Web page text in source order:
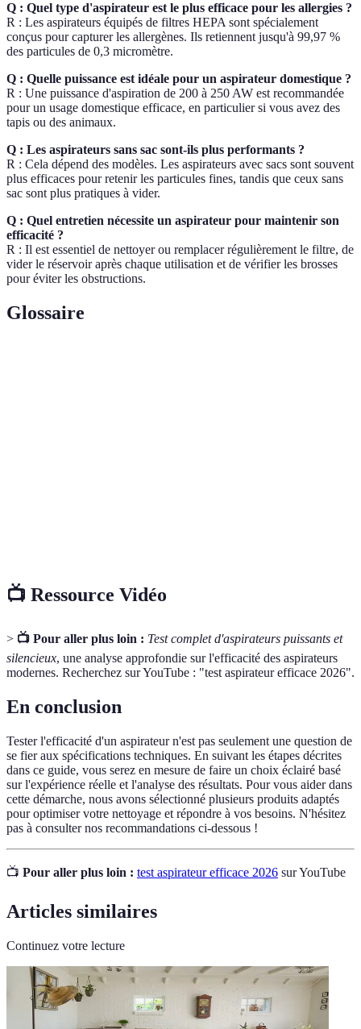
Q : Quel type d'aspirateur est le plus efficace pour les allergies ?
R : Les aspirateurs équipés de filtres HEPA sont spécialement
conçus pour capturer les allergènes. Ils retiennent jusqu'à 99,97 %
des particules de 0,3 micromètre.
Q : Quelle puissance est idéale pour un aspirateur domestique ?
R : Une puissance d'aspiration de 200 à 250 AW est recommandée
pour un usage domestique efficace, en particulier si vous avez des
tapis ou des animaux.
Q : Les aspirateurs sans sac sont-ils plus performants ?
R : Cela dépend des modèles. Les aspirateurs avec sacs sont souvent
plus efficaces pour retenir les particules fines, tandis que ceux sans
sac sont plus pratiques à vider.
Q : Quel entretien nécessite un aspirateur pour maintenir son
efficacité ?
R : Il est essentiel de nettoyer ou remplacer régulièrement le filtre, de
vider le réservoir après chaque utilisation et de vérifier les brosses
pour éviter les obstructions.
Glossaire
📺 Ressource Vidéo
> 📺 Pour aller plus loin : Test complet d'aspirateurs puissants et
silencieux, une analyse approfondie sur l'efficacité des aspirateurs
modernes. Recherchez sur YouTube : "test aspirateur efficace 2026".
En conclusion
Tester l'efficacité d'un aspirateur n'est pas seulement une question de
se fier aux spécifications techniques. En suivant les étapes décrites
dans ce guide, vous serez en mesure de faire un choix éclairé basé
sur l'expérience réelle et l'analyse des résultats. Pour vous aider dans
cette démarche, nous avons sélectionné plusieurs produits adaptés
pour optimiser votre nettoyage et répondre à vos besoins. N'hésitez
pas à consulter nos recommandations ci-dessous !
📺 Pour aller plus loin : test aspirateur efficace 2026 sur YouTube
Articles similaires
Continuez votre lecture